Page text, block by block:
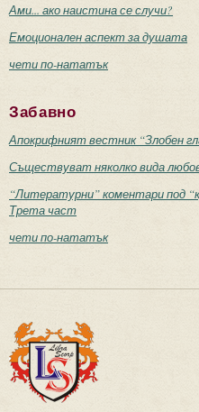
Ами... ако наистина се случи?
Емоционален аспект за душата
чети по-нататък
Забавно
Апокрифният вестник “Злобен
Съществуват няколко вида
“Литературни” коментари под
Трета част
чети по-нататък